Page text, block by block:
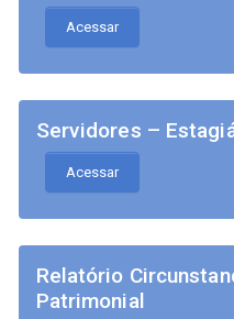
Acessar
Servidores –
Acessar
Relatório
Patrimonial